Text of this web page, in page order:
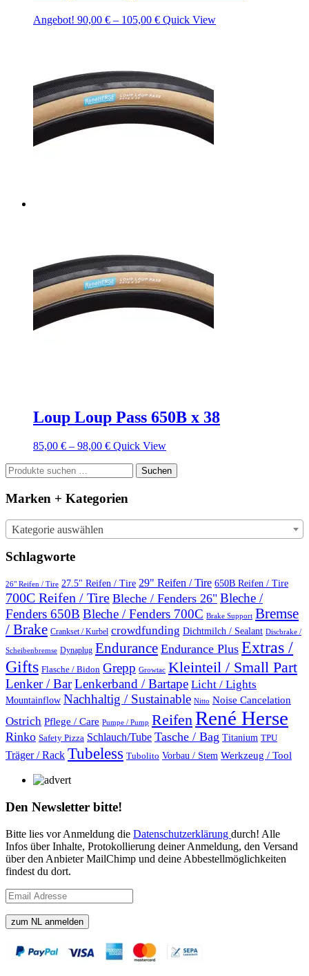
Angebot! 90,00 € – 105,00 € Quick View
Loup Loup Pass 650B x 38
85,00 € – 98,00 € Quick View
Suchen
nach:
Suchen
Marken + Kategorien
Kategorie auswählen
Schlagworte
26" Reifen / Tire 27.5" Reifen / Tire 29" Reifen / Tire 650B Reifen / Tire
700C Reifen / Tire Bleche / Fenders 26" Bleche /
Fenders 650B Bleche / Fenders 700C Brake Support Bremse
/ Brake Crankset / Kurbel crowdfunding Dichtmilch / Sealant Discbrake /
Scheibenbremse Dynaplug Endurance Endurance Plus Extras /
Gifts Flasche / Bidon Grepp Growtac Kleinteil / Small Part
Lenker / BarLenkerband / Bartape Licht / Lights
Mountainflow Nachhaltig / Sustainable Nitto Noise Cancelation
Ostrich Pflege / Care Pumpe / Pump ReifenRené Herse
Rinko Safety Pizza Schlauch/Tube Tasche / Bag Titanium TPU
Träger / Rack Tubeless Tubolito Vorbau / Stem Werkzeug / Tool
Den Newsletter bitte!
Bitte lies vor Anmeldung die Datenschutzerklärung durch! Alle
Infos über Inhalte, Protokollierung deiner Anmeldung, den Versand
über den Anbieter MailChimp und deine Abbestellmöglichkeiten
findest du dort.